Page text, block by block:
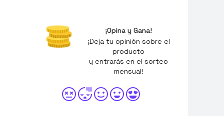
¡Opina y Gana!
¡Deja tu opinión sobre el
producto
y entrarás en el sorteo
mensual!